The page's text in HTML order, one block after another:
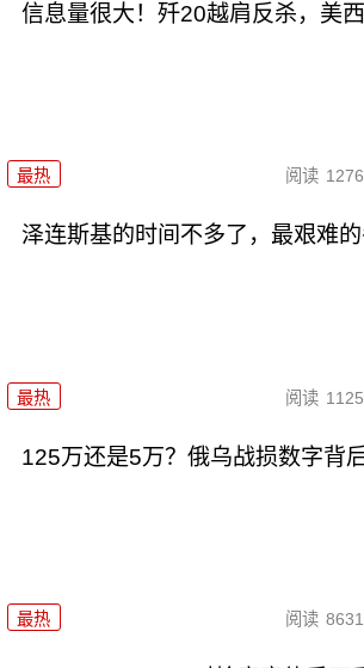
信息量很大！歼20越肩反杀，美
最热 阅读
泽连斯基的时间不多了，最艰难
最热 阅读
125万还是5万？俄乌战损数字背
最热 阅读 8631